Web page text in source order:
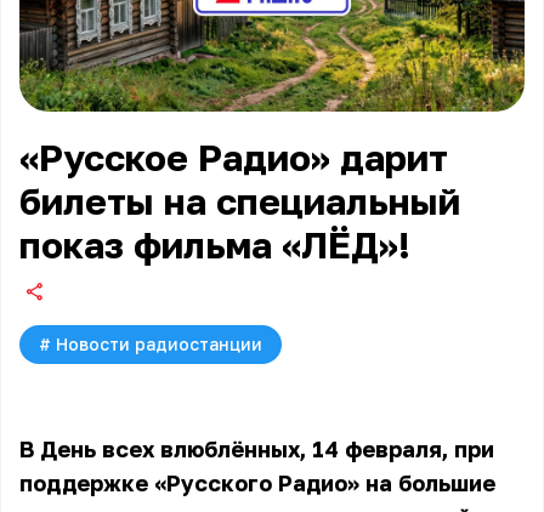
«Русское Радио» дарит
билеты на специальный
показ фильма «ЛЁД»!
# Новости радиостанции
В День всех влюблённых, 14 февраля, при
поддержке «Русского Радио» на большие